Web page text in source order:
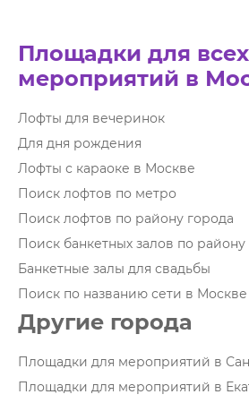
Площадки для
мероприятий в
Лофты для вечеринок
Для дня рождения
Лофты с караоке в Москве
Поиск лофтов по метро
Поиск лофтов по району города
Поиск банкетных залов по району
Банкетные залы для свадьбы
Поиск по названию сети в Москве
Другие города
Площадки для мероприятий в
Площадки для мероприятий в